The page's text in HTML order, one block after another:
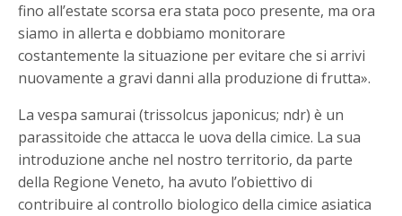
fino all’estate scorsa era stata poco presente, ma ora
siamo in allerta e dobbiamo monitorare
costantemente la situazione per evitare che si arrivi
nuovamente a gravi danni alla produzione di frutta».
La vespa samurai (trissolcus japonicus; ndr) è un
parassitoide che attacca le uova della cimice. La sua
introduzione anche nel nostro territorio, da parte
della Regione Veneto, ha avuto l’obiettivo di
contribuire al controllo biologico della cimice asiatica